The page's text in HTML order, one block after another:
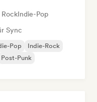
RockIndie-Pop
Sync
Pop
Indie-Rock
Post-Punk